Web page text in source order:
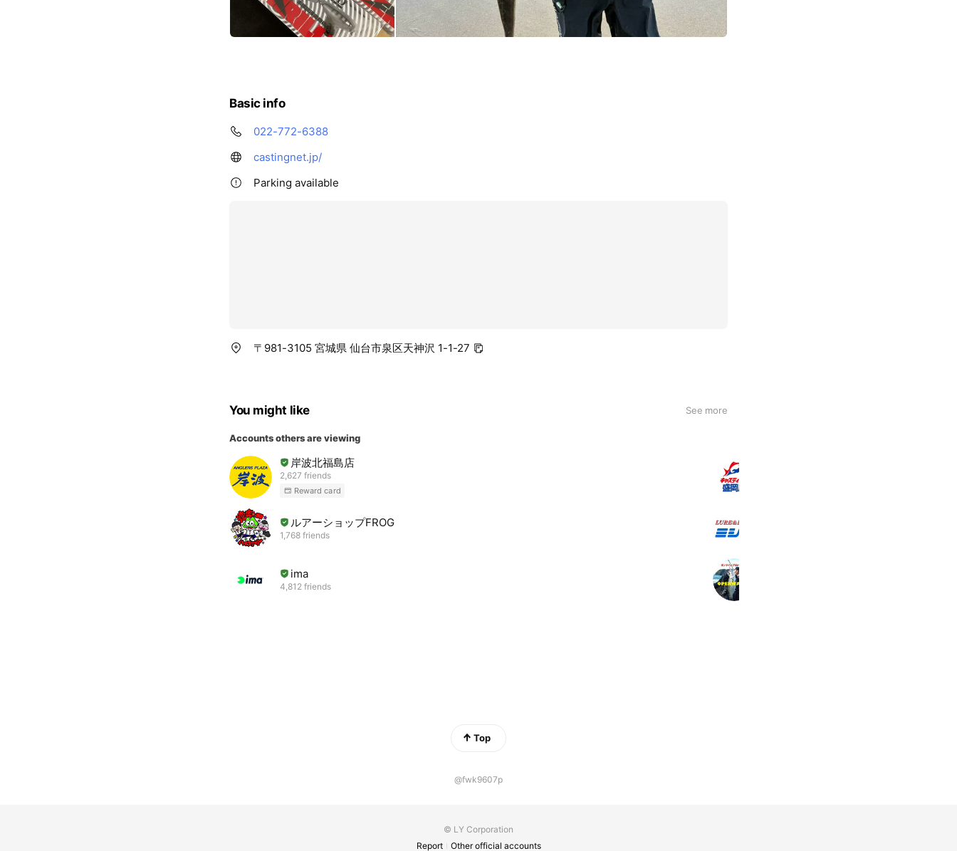
Basic info
022-772-6388
castingnet.jp/
Parking available
〒981-3105 宮城県 仙台市泉区天神沢 1-1-27
You might like See more
Accounts others are viewing
岸波北福島店
2,627 friends
Reward card
ルアーショップFROG
1,768 friends
ima
4,812 friends
Top
@fwk9607p
© LY Corporation
Report
Other official accounts